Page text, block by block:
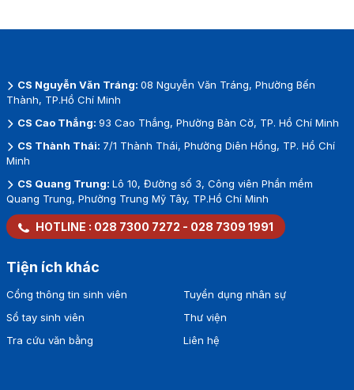
CS Nguyễn Văn Tráng: 08 Nguyễn Văn Tráng, Phường Bến
Thành, TP.Hồ Chí Minh
CS Cao Thắng: 93 Cao Thắng, Phường Bàn Cờ, TP. Hồ Chí Minh
CS Thành Thái: 7/1 Thành Thái, Phường Diên Hồng, TP. Hồ Chí
Minh
CS Quang Trung: Lô 10, Đường số 3, Công viên Phần mềm
Quang Trung, Phường Trung Mỹ Tây, TP.Hồ Chí Minh
HOTLINE : 028 7300 7272 - 028 7309 1991
Tiện ích khác
Cổng thông tin sinh viên
Sổ tay sinh viên
Tra cứu văn bằng
Tuyển dụng nhân sự
Thư viện
Liên hệ